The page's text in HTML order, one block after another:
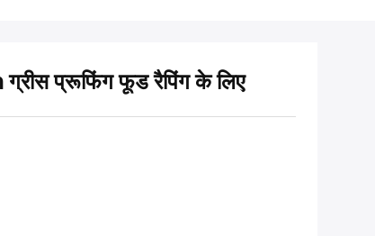
ग्रीस प्रूफिंग फूड रैपिंग के लिए